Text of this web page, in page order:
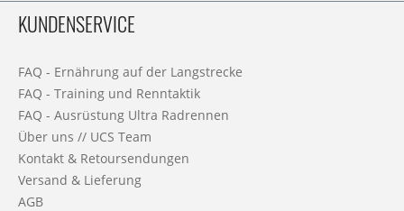
KUNDENSERVICE
FAQ - Ernährung auf der Langstrecke
FAQ - Training und Renntaktik
FAQ - Ausrüstung Ultra Radrennen
Über uns // UCS Team
Kontakt & Retoursendungen
Versand & Lieferung
AGB